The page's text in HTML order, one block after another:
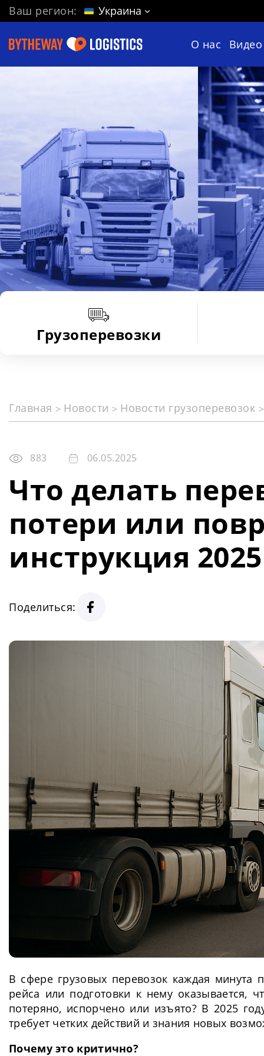
Ваш регион: Украина
О нас Видео
Грузоперевозки
Главная Новости Новости грузоперевозок
883 06.05.2025
Что делать
потери или
инструкция
Поделиться:
В сфере грузовых перевозок каждая
рейса или подготовки к нему оказывается,
потеряно, испорчено или изъято? В 2025
требует четких действий и знания новых
Почему это критично?